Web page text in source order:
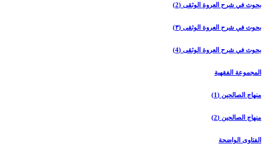
بحوث في شرح العروة الوثقی (2)
بحوث في شرح العروة الوثقی (۳)
بحوث في شرح العروة الوثقی (4)
المجموعة الفقهیة
منهاج الصالحین (1)
منهاج الصالحین (2)
الفتاوی الواضحة